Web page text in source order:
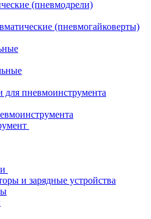
(пневмодрели)
(пневмогайковерты)
для пневмоинструмента
и зарядные устройства